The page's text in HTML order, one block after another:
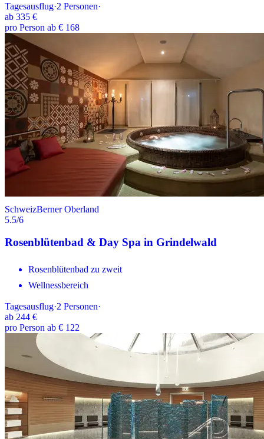
Tagesausflug·2 Personen·
ab 335 €
pro Person ab € 168
SchweizBerner Oberland
5.5/6
Rosenblütenbad & Day Spa in Grindelwald
Rosenblütenbad zu zweit
Wellnessbereich
Tagesausflug·2 Personen·
ab 244 €
pro Person ab € 122